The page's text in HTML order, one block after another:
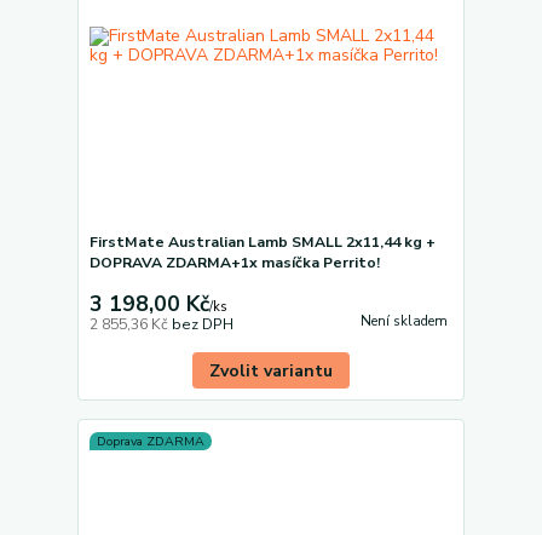
FirstMate Australian Lamb SMALL 2x11,44 kg +
DOPRAVA ZDARMA+1x masíčka Perrito!
3 198,00 Kč/ks
2 855,36 Kč bez DPH Není skladem
Zvolit variantu
Doprava ZDARMA